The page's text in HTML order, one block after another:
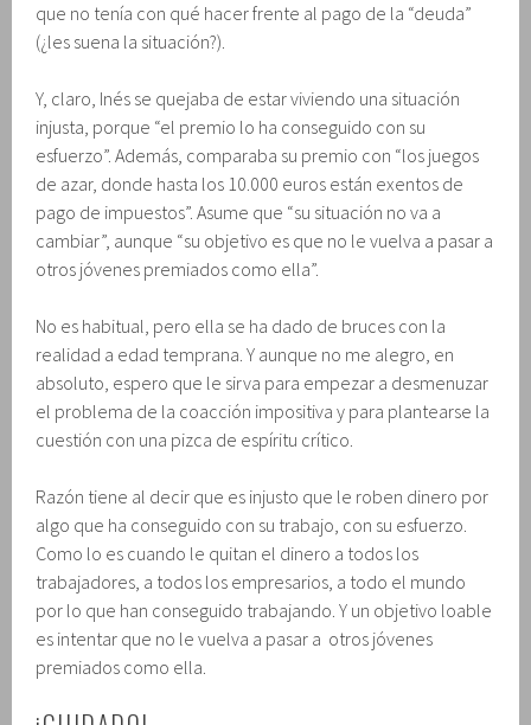
que no tenía con qué hacer frente al pago de la “deuda”
(¿les suena la situación?).
Y, claro, Inés se quejaba de estar viviendo una situación
injusta, porque “el premio lo ha conseguido con su
esfuerzo”. Además, comparaba su premio con “los juegos
de azar, donde hasta los 10.000 euros están exentos de
pago de impuestos”. Asume que “su situación no va a
cambiar”, aunque “su objetivo es que no le vuelva a pasar a
otros jóvenes premiados como ella”.
No es habitual, pero ella se ha dado de bruces con la
realidad a edad temprana. Y aunque no me alegro, en
absoluto, espero que le sirva para empezar a desmenuzar
el problema de la coacción impositiva y para plantearse la
cuestión con una pizca de espíritu crítico.
Razón tiene al decir que es injusto que le roben dinero por
algo que ha conseguido con su trabajo, con su esfuerzo.
Como lo es cuando le quitan el dinero a todos los
trabajadores, a todos los empresarios, a todo el mundo
por lo que han conseguido trabajando. Y un objetivo loable
es intentar que no le vuelva a pasar a otros jóvenes
premiados como ella.